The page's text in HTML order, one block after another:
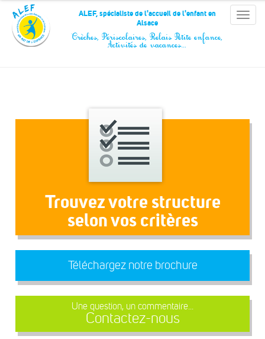
Panneau de gestion des cookies
Toggle
ALEF, spécialiste de l'accueil de l'enfant en
Alsace
Crèches, Périscolaires, Relais Petite enfance,
Activités de vacances…
Trouvez votre structure
selon vos critères
Téléchargez notre brochure
Une question, un commentaire...
Contactez-nous